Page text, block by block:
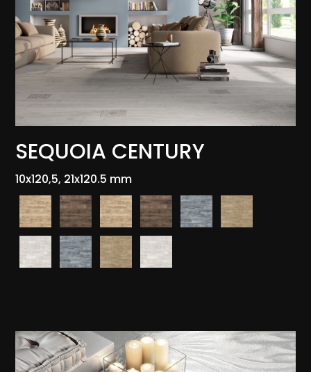
SEQUOIA CENTURY
10x120,5, 21x120.5 mm